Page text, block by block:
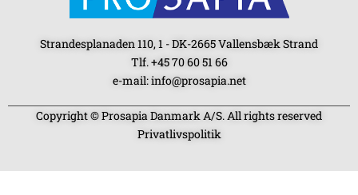
Strandesplanaden 110, 1 - DK-2665 Vallensbæk Strand
Tlf. +45 70 60 51 66
e-mail: info@prosapia.net
Copyright © Prosapia Danmark A/S. All rights reserved
Privatlivspolitik